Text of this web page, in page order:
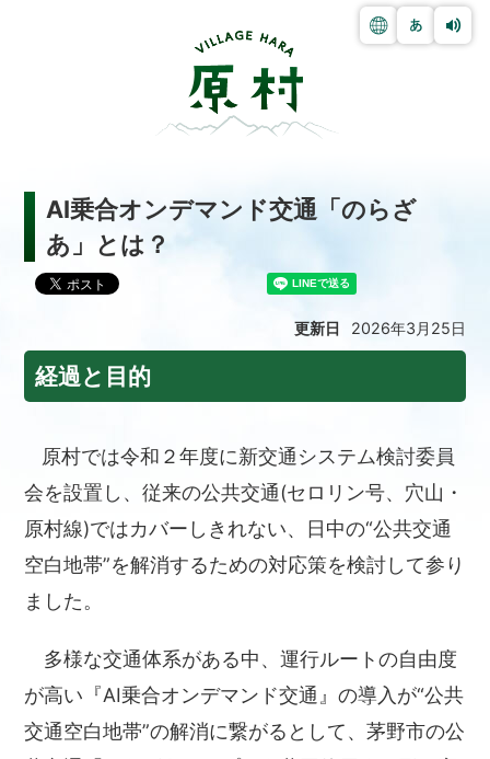
AI乗合オンデマンド交通「のらざ
あ」とは？
更新日 2026年3月25日
経過と目的
原村では令和２年度に新交通システム検討委員
会を設置し、従来の公共交通(セロリン号、穴山・
原村線)ではカバーしきれない、日中の“公共交通
空白地帯”を解消するための対応策を検討して参り
ました。
多様な交通体系がある中、運行ルートの自由度
が高い『AI乗合オンデマンド交通』の導入が“公共
交通空白地帯”の解消に繋がるとして、茅野市の公